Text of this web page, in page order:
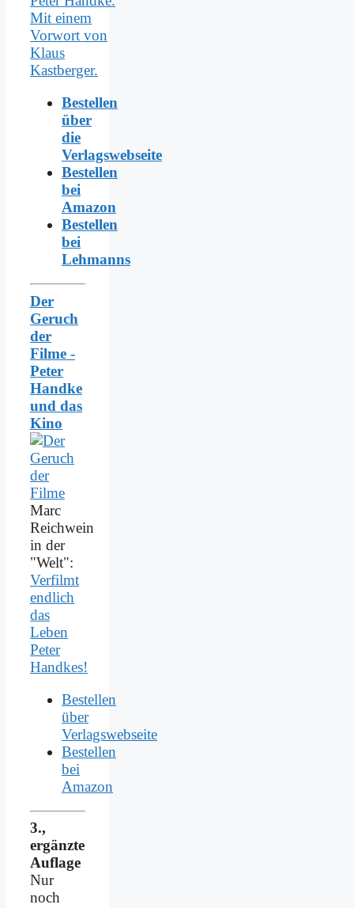
Bestellen
über
die
Verlagswebseite
Bestellen
bei
Amazon
Bestellen
bei
Lehmanns
Der
Geruch
der
Filme -
Peter
Handke
und das
Kino
Marc
Reichwein
in der
"Welt":
Verfilmt
endlich
das
Leben
Peter
Handkes!
Bestellen
über
Verlagswebseite
Bestellen
bei
Amazon
3.,
ergänzte
Auflage
Nur
noch